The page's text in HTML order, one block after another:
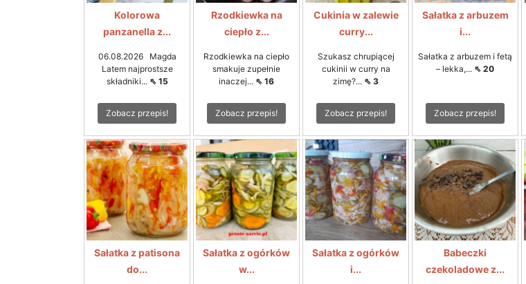
Kolorowa
panzanella z...
06.08.2026 Magda
Latem najprostsze
składniki... ⇖ 15
Zobacz przepis!
Rzodkiewka na
ciepło z...
Rzodkiewka na ciepło
smakuje zupełnie
inaczej... ⇖ 16
Zobacz przepis!
Cukinia w zalewie
curry...
Szukasz chrupiącej
cukinii w curry na
zimę?... ⇖ 3
Zobacz przepis!
Sałatka z arbuzem
i...
Sałatka z arbuzem i fetą
– lekka,... ⇖ 20
Zobacz przepis!
Sałatka z patisona
do...
Sałatka z ogórków
w...
Sałatka z ogórków
i...
Babeczki
czekoladowe z...